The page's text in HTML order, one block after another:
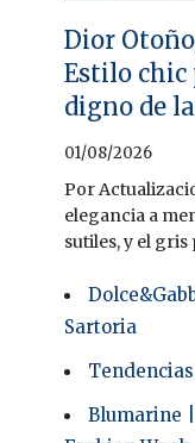
Dior
Estilo chic
digno de
01/08/2026
Por
elegancia a
sutiles, y el gris
Sartoria
Blumarine